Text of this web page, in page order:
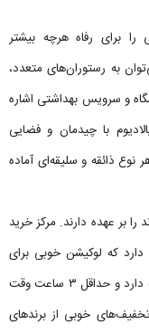
را برای رفاه هرچه بیشتر
به رستوران‌های متعدد،
و سرویس بهداشتی اشاره
پالادیوم با چیدمان و فضایی
نوع ذائقه و سلیقه‌ای آماده
ده‌ها برند را بر عهده دارند. مرکز خرید
که لوکیشن خوبی برای
سلفی‌های اینستاگرامی است. این مرکز خرید ۵ طبقه دارد و حداقل ۳ ساعت وقت
خوبی از برندهای